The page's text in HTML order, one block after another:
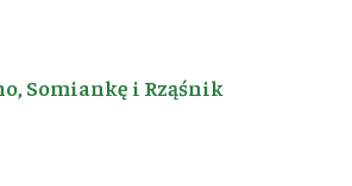
Somiankę i Rząśnik